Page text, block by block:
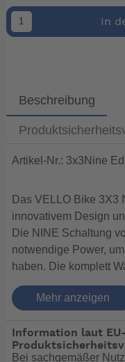
In
Beschreibung
Artikel-Nr.: 3x3Nine
Das VELLO Bike 3X3
innovativem Design
Die NINE Schaltung
notwendige Power,
haben. Die komplett
Nabenschaltung mit 9
hergestellt.
TECHNISCHE
Mehr anzeigen
Information laut EU-
Bei sachgemäßer